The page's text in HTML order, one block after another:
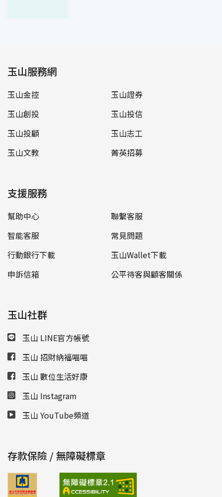
玉山服務網
玉山金控
玉山證券
玉山創投
玉山投信
玉山投顧
玉山志工
玉山文教
菁英招募
支援服務
幫助中心
聯繫客服
智能客服
常見問題
行動銀行下載
玉山Wallet下載
申訴信箱
公平待客與顧客關係
玉山社群
玉山 LINE官方帳號
玉山 招財納福喵喵
玉山 數位生活好康
玉山 Instagram
玉山 YouTube頻道
存款保險 / 無障礙標章